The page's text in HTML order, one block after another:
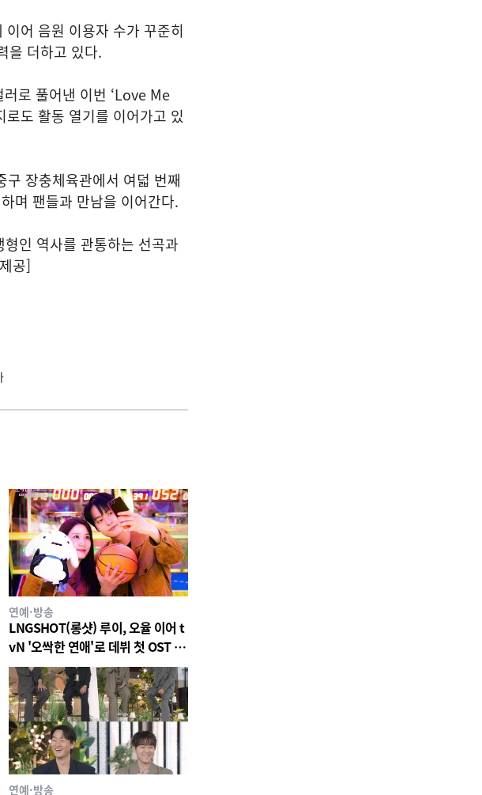
어 음원 이용자 수가 꾸준히
을 더하고 있다.
로 풀어낸 이번 ‘Love Me
도 활동 열기를 이어가고 있
장충체육관에서 여덟 번째
며 팬들과 만남을 이어간다.
인 역사를 관통하는 선곡과
공]
연예·방송
LNGSHOT(롱샷) 루이, 오율 이어 t
vN '오싹한 연애'로 데뷔 첫 OST 참
여…8일 'All I Can Say Is' 발매
연예·방송